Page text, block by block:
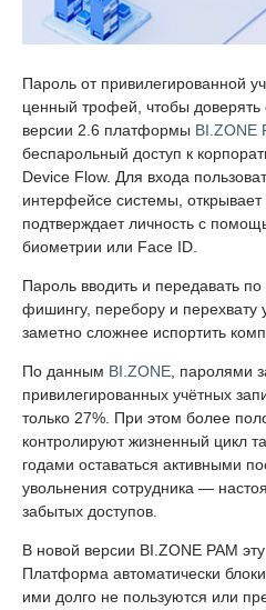
Пароль от привилегированной
ценный трофей, чтобы доверять
версии 2.6 платформы BI.ZONE
беспарольный доступ к
Device Flow. Для входа
интерфейсе системы, открывает
подтверждает личность с
биометрии или Face ID.
Пароль вводить и передавать
фишингу, перебору и перехвату
заметно сложнее испортить
По данным BI.ZONE, паролями
привилегированных учётных
только 27%. При этом более
контролируют жизненный цикл
годами оставаться активными
увольнения сотрудника —
забытых доступов.
В новой версии BI.ZONE PAM
Платформа автоматически
ими долго не пользуются или